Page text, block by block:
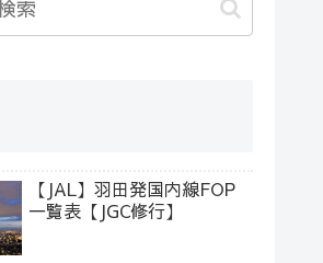
【JAL】羽田発国内線FOP
一覧表【JGC修行】